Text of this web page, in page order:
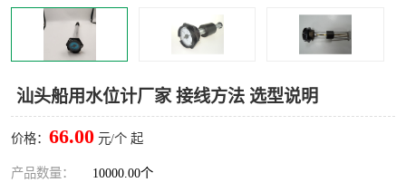
汕头船用水位计厂家 接线方法 选型说明
价格： 66.00 元/个 起
产品数量： 10000.00个